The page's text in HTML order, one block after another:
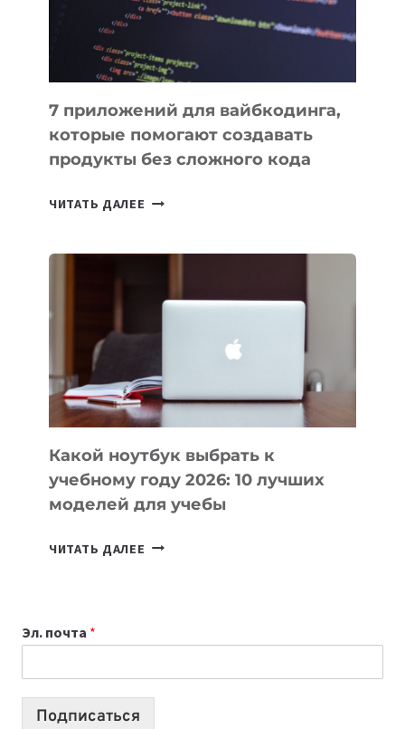
7 приложений для вайбкодинга,
которые помогают создавать
продукты без сложного кода
ЧИТАТЬ ДАЛЕЕ
СОЗДАВАТЬ
БЕЗ
СЛОЖНОГО
КОДА
Какой ноутбук выбрать к
учебному году 2026: 10 лучших
моделей для учебы
ЧИТАТЬ ДАЛЕЕ КАКОЙ
2026:
10
Эл. почта *
Подписаться